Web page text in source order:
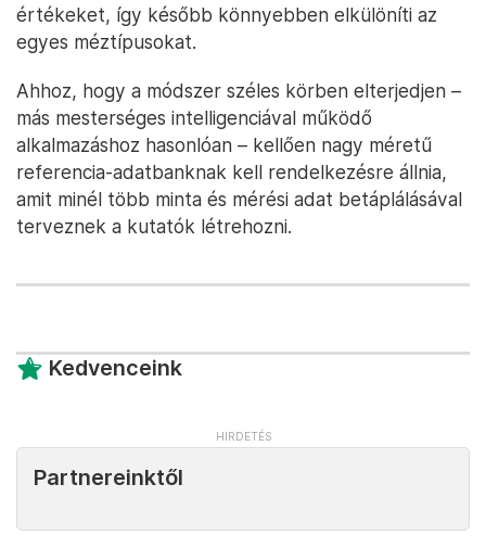
értékeket, így később könnyebben elkülöníti az
egyes méztípusokat.
Ahhoz, hogy a módszer széles körben elterjedjen –
más mesterséges intelligenciával működő
alkalmazáshoz hasonlóan – kellően nagy méretű
referencia-adatbanknak kell rendelkezésre állnia,
amit minél több minta és mérési adat betáplálásával
terveznek a kutatók létrehozni.
Kedvenceink
Partnereinktől